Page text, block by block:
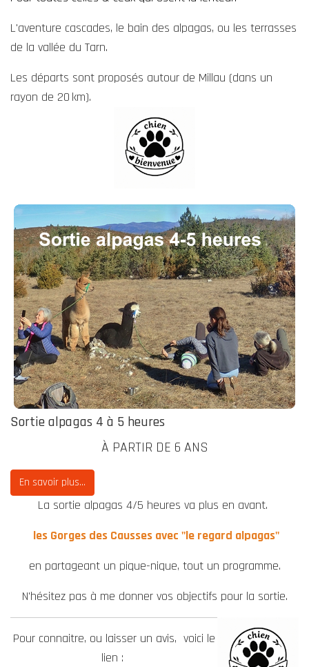
L'aventure cascades, le bain des alpagas, ou les terrasses
de la vallée du Tarn.
Les départs sont proposés autour de Millau (dans un
rayon de 20 km).
Sortie alpagas 4 à 5 heures
À PARTIR DE 6 ANS
En savoir plus...
La sortie alpagas 4/5 heures va plus en avant.
les Gorges des Causses avec "le regard alpagas"
en partageant un pique-nique, tout un programme.
N'hésitez pas à me donner vos objectifs pour la sortie.
Pour connaitre, ou laisser un avis, voici le
lien :